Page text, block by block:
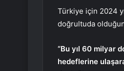
Türkiye için 2024
doğrultuda
“Bu yıl 60 milyar
hedeflerine